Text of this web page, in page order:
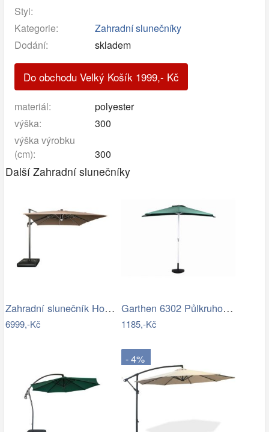
Styl:
Kategorie:
Zahradní slunečníky
Dodání:
skladem
Do obchodu Velký Košík 1999,- Kč
materiál:
polyester
výška:
300
výška výrobku
(cm):
300
Další Zahradní slunečníky
Zahradní slunečník Houseland Vexon s…
6999,-Kč
Garthen 6302 Půlkruhový zahradní…
1185,-Kč
- 4%